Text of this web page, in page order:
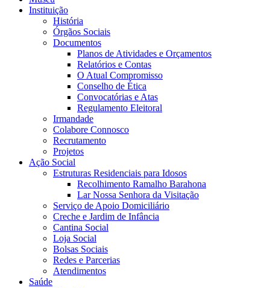
Instituição
História
Órgãos Sociais
Documentos
Planos de Atividades e Orçamentos
Relatórios e Contas
O Atual Compromisso
Conselho de Ética
Convocatórias e Atas
Regulamento Eleitoral
Irmandade
Colabore Connosco
Recrutamento
Projetos
Ação Social
Estruturas Residenciais para Idosos
Recolhimento Ramalho Barahona
Lar Nossa Senhora da Visitação
Serviço de Apoio Domiciliário
Creche e Jardim de Infância
Cantina Social
Loja Social
Bolsas Sociais
Redes e Parcerias
Atendimentos
Saúde